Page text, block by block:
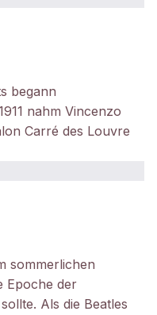
begann
nahm Vincenzo
Carré des Louvre
sommerlichen
Epoche der
Als die Beatles